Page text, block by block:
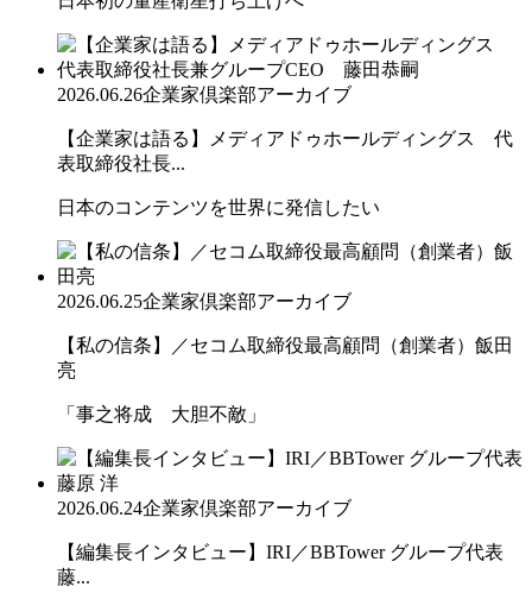
2026.06.26企業家倶楽部アーカイブ
【企業家は語る】メディアドゥホールディングス 代
表取締役社長...
日本のコンテンツを世界に発信したい
2026.06.25企業家倶楽部アーカイブ
【私の信条】／セコム取締役最高顧問（創業者）飯田
亮
「事之将成 大胆不敵」
2026.06.24企業家倶楽部アーカイブ
【編集長インタビュー】IRI／BBTower グループ代表
藤...